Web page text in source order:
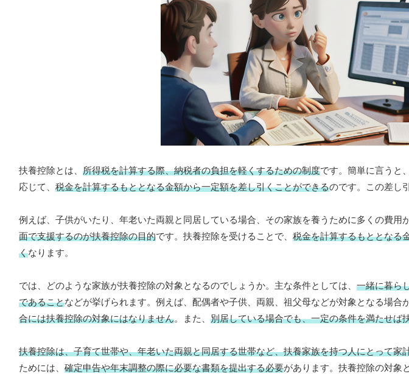
扶養控除とは、 所得税を計算する際、納税者の負担を軽くするための制度です。簡単に言うと
応じて、 税金を計算するもととなる金額から一定額を差し引くことができるのです。この差し
例えば、子供がいたり、年老いた両親と同居している場合、その家族を養うために多くの費用
面で支援するのが扶養控除の目的です。扶養控除を受けることで、 税金を計算するもととなる
くなります。
では、どのような家族が扶養控除の対象となるのでしょうか。主な条件としては、 一緒に暮ら
であることなどが挙げられます。例えば、配偶者や子供、両親、祖父母などが対象となる場合
合には扶養控除の対象にはなりません。また、 別居している場合でも、一定の条件を満たせば
扶養控除は、子育て世帯や、年老いた両親と同居する世帯など、扶養家族を持つ人にとって家
ためには、 確定申告や年末調整の際に必要な書類を提出する必要があります。扶養控除の対象